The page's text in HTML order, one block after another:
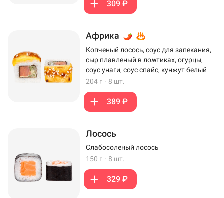
309 ₽
Африка
Копченый лосось, соус для запекания,
сыр плавленый в ломтиках, огурцы,
соус унаги, соус спайс, кунжут белый
204 г · 8 шт.
389 ₽
Лосось
Слабосоленый лосось
150 г · 8 шт.
329 ₽